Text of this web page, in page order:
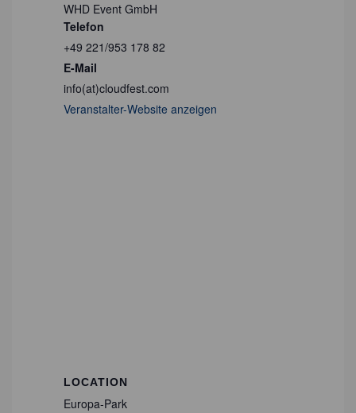
WHD Event GmbH
Telefon
+49 221/953 178 82
E-Mail
info(at)cloudfest.com
Veranstalter-Website anzeigen
LOCATION
Europa-Park